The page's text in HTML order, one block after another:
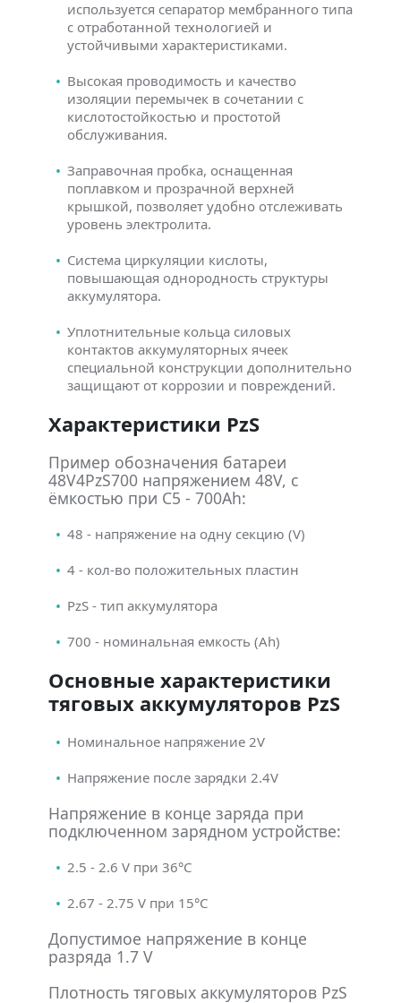
используется сепаратор мембранного типа
с отработанной технологией и
устойчивыми характеристиками.
Высокая проводимость и качество
изоляции перемычек в сочетании с
кислотостойкостью и простотой
обслуживания.
Заправочная пробка, оснащенная
поплавком и прозрачной верхней
крышкой, позволяет удобно отслеживать
уровень электролита.
Система циркуляции кислоты,
повышающая однородность структуры
аккумулятора.
Уплотнительные кольца силовых
контактов аккумуляторных ячеек
специальной конструкции дополнительно
защищают от коррозии и повреждений.
Характеристики PzS
Пример обозначения батареи
48V4PzS700 напряжением 48V, с
ёмкостью при C5 - 700Ah:
48 - напряжение на одну секцию (V)
4 - кол-во положительных пластин
PzS - тип аккумулятора
700 - номинальная емкость (Ah)
Основные характеристики
тяговых аккумуляторов PzS
Номинальное напряжение 2V
Напряжение после зарядки 2.4V
Напряжение в конце заряда при
подключенном зарядном устройстве:
2.5 - 2.6 V при 36°С
2.67 - 2.75 V при 15°С
Допустимое напряжение в конце
разряда 1.7 V
Плотность тяговых аккумуляторов PzS